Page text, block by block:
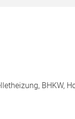
BHKW,